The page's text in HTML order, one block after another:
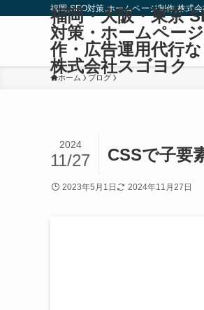
福岡,SEO対策,ホームページ制作,株式会
福岡・大阪・東京
対策・ホームペー
作・広告運用代行
株式会社スゴヨク
ホーム ブログ
CSSで子要
2024
11/27
2023年5月1日 2024年11月27日